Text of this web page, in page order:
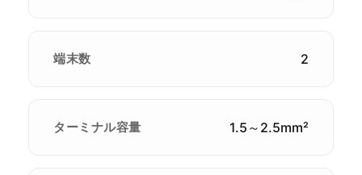
端末数 2
ターミナル容量 1.5～2.5mm²